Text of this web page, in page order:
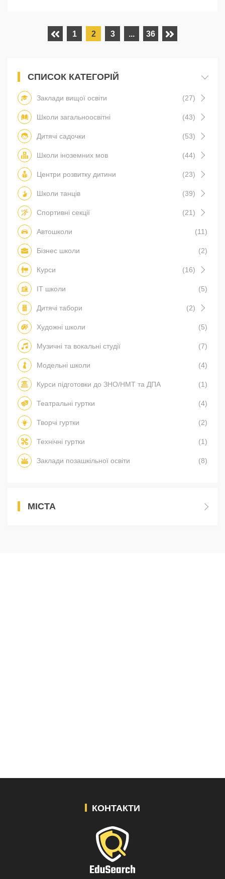
1 2 3 ... 36
СПИСОК КАТЕГОРІЙ
Заклади вищої освіти (27)
Школи загальноосвітні (43)
Дитячі садочки (53)
Школи іноземних мов (44)
Центри розвитку дитини (23)
Школи танців (39)
Спортивні секції (21)
Автошколи (11)
Бізнес школи (2)
Курси (16)
IT школи (5)
Дитячі табори (2)
Художні школи (5)
Музичні та вокальні студії (7)
Модельні школи (4)
Курси підготовки до ЗНО/НМТ та ДПА (1)
Театральні гуртки (4)
Творчі гуртки (2)
Технічні гуртки (1)
Заклади позашкільної освіти (8)
МІСТА
КОНТАКТИ